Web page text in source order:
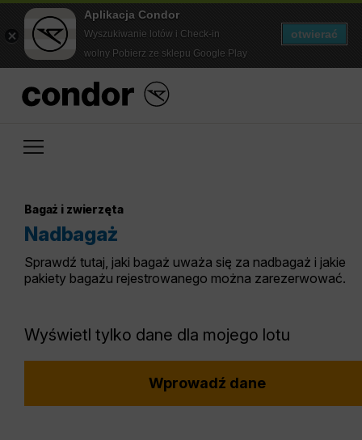
Aplikacja Condor
Wyszukiwanie lotów i Check-in
wolny Pobierz ze sklepu Google Play
otwierać
Bagaż i zwierzęta
Nadbagaż
Sprawdź tutaj, jaki bagaż uważa się za nadbagaż i jakie
pakiety bagażu rejestrowanego można zarezerwować.
Wyświetl tylko dane dla mojego lotu
Wprowadź dane